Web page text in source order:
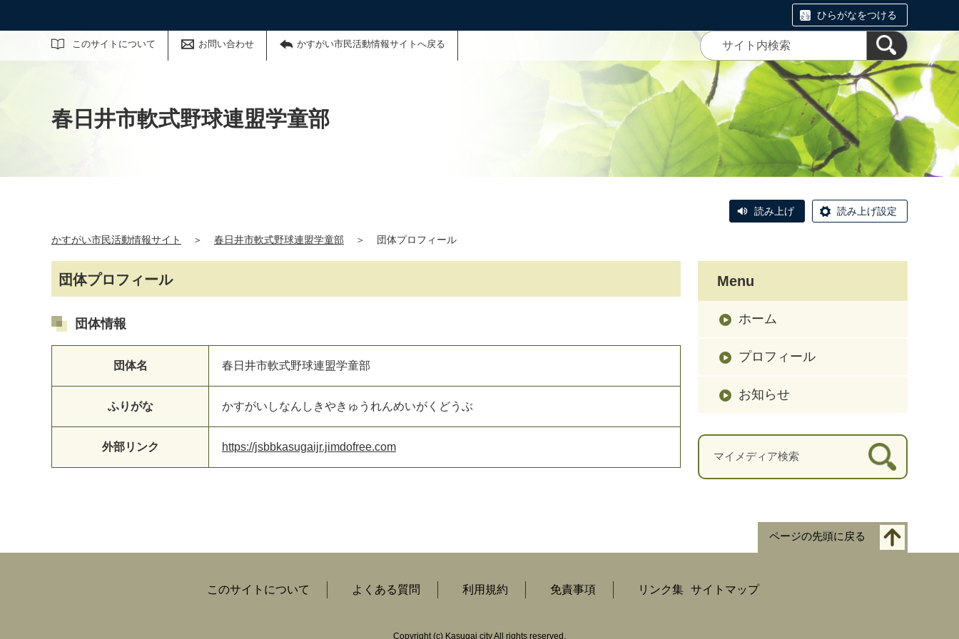
ひらがなをつける
このサイトについて お問い合わせ かすがい市民活動情報サイトへ戻る
サイト内検索
春日井市軟式野球連盟学童部
読み上げ 読み上げ設定
かすがい市民活動情報サイト ＞ 春日井市軟式野球連盟学童部 ＞ 団体プロフィール
団体プロフィール
団体情報
団体名 春日井市軟式野球連盟学童部
ふりがな かすがいしなんしきやきゅうれんめいがくどうぶ
外部リンク https://jsbbkasugaijr.jimdofree.com
Menu
ホーム
プロフィール
お知らせ
ページの先頭に戻る
このサイトについて よくある質問 利用規約 免責事項 リンク集 サイトマップ
Copyright (c) Kasugai city All rights reserved.